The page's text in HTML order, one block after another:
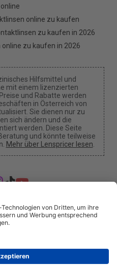
online zu kaufen
zu kaufen in 2026
zu kaufen in 2026
Hilfsmittel und
mit einem lizenzierten
und Rabatte werden
in Österreich von
Sie dienen nur zu
sich ändern und die
werden. Diese Seite
und könnte teilweise
Mehr über Lenspricer lesen.
erhalten, wenn Sie einen
einen Kauf zu tätigen.
DatenschutzImpressum